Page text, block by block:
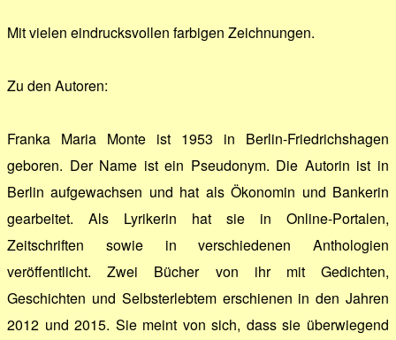
Mit vielen eindrucksvollen farbigen Zeichnungen.
Zu den Autoren:
Franka Maria Monte ist 1953 in Berlin-Friedrichshagen
geboren. Der Name ist ein Pseudonym. Die Autorin ist in
Berlin aufgewachsen und hat als Ökonomin und Bankerin
gearbeitet. Als Lyrikerin hat sie in Online-Portalen,
Zeitschriften sowie in verschiedenen Anthologien
veröffentlicht. Zwei Bücher von ihr mit Gedichten,
Geschichten und Selbsterlebtem erschienen in den Jahren
2012 und 2015. Sie meint von sich, dass sie überwiegend